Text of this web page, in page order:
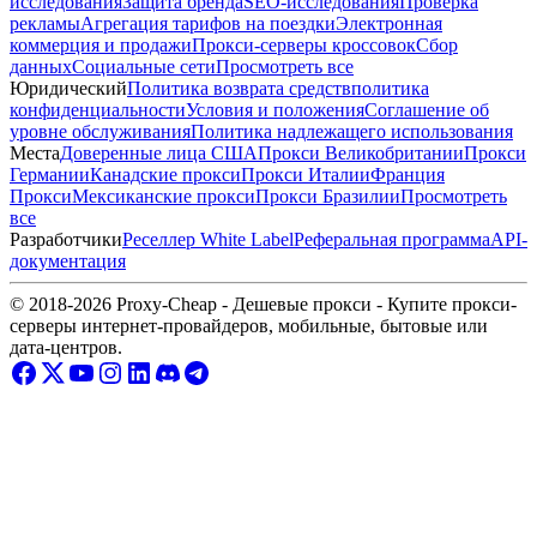
рекламыАгрегация тарифов на поездкиЭлектронная
коммерция и продажиПрокси-серверы кроссовокСбор
данныхСоциальные сетиПросмотреть все
ЮридическийПолитика возврата средствполитика
конфиденциальностиУсловия и положенияСоглашение об
уровне обслуживанияПолитика надлежащего использования
МестаДоверенные лица СШАПрокси ВеликобританииПрокси
ГерманииКанадские проксиПрокси ИталииФранция
ПроксиМексиканские проксиПрокси БразилииПросмотреть
все
РазработчикиРеселлер White LabelРеферальная программаAPI-
документация
© 2018-2026 Proxy-Cheap - Дешевые прокси - Купите прокси-
серверы интернет-провайдеров, мобильные, бытовые или
дата-центров.